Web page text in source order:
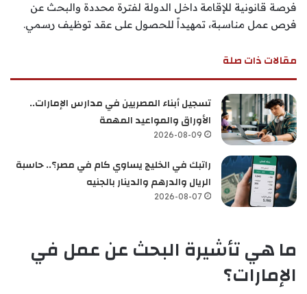
فرصة قانونية للإقامة داخل الدولة لفترة محددة والبحث عن
فرص عمل مناسبة، تمهيداً للحصول على عقد توظيف رسمي.
مقالات ذات صلة
تسجيل أبناء المصريين في مدارس الإمارات..
الأوراق والمواعيد المهمة
2026-08-09
راتبك في الخليج يساوي كام في مصر؟.. حاسبة
الريال والدرهم والدينار بالجنيه
2026-08-07
ما هي تأشيرة البحث عن عمل في
الإمارات؟